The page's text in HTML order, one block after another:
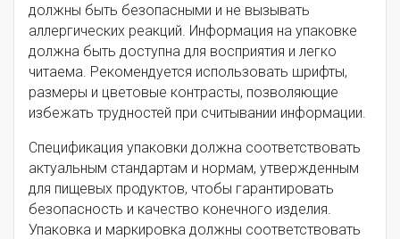
должны быть безопасными и не вызывать
аллергических реакций. Информация на упаковке
должна быть доступна для восприятия и легко
читаема. Рекомендуется использовать шрифты,
размеры и цветовые контрасты, позволяющие
избежать трудностей при считывании информации.
Спецификация упаковки должна соответствовать
актуальным стандартам и нормам, утвержденным
для пищевых продуктов, чтобы гарантировать
безопасность и качество конечного изделия.
Упаковка и маркировка должны соответствовать